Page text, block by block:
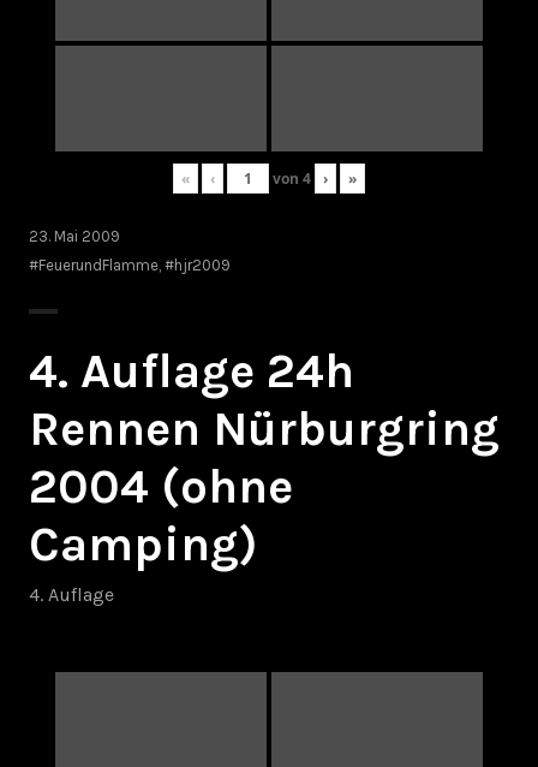
« ‹ von 4 › »
23. Mai 2009
#FeuerundFlamme #hjr2009
4. Auflage 24h
Rennen Nürburgring
2004 (ohne
Camping)
4. Auflage